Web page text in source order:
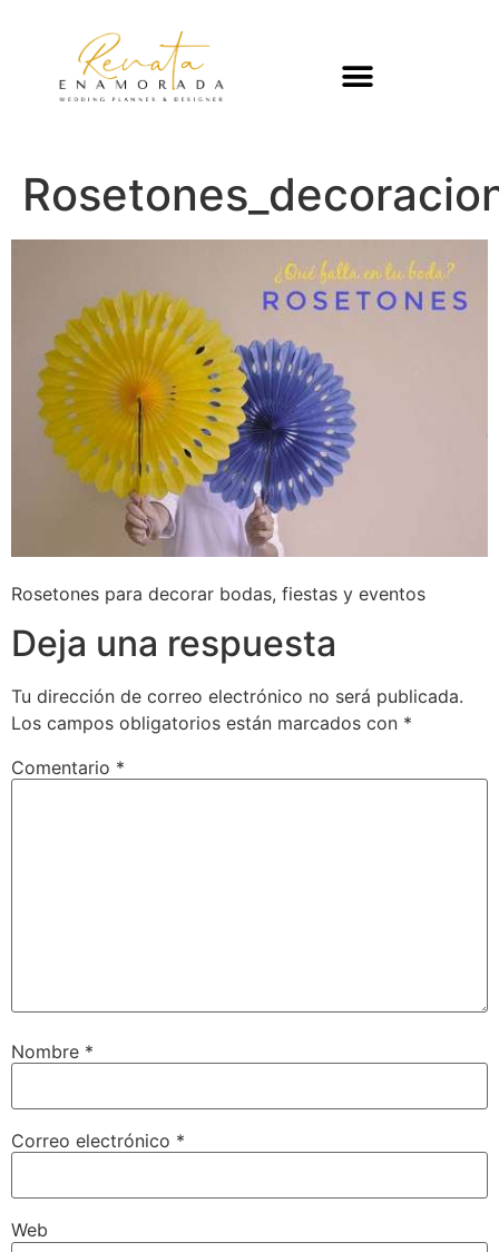
Rosetones para decorar bodas, fiestas y eventos
Deja una respuesta
Tu dirección de correo electrónico no será publicada.
Los campos obligatorios están marcados con *
Comentario *
Nombre *
Correo electrónico *
Web